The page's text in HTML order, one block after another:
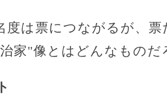
度は票につながるが、
家"像とはどんなものだ